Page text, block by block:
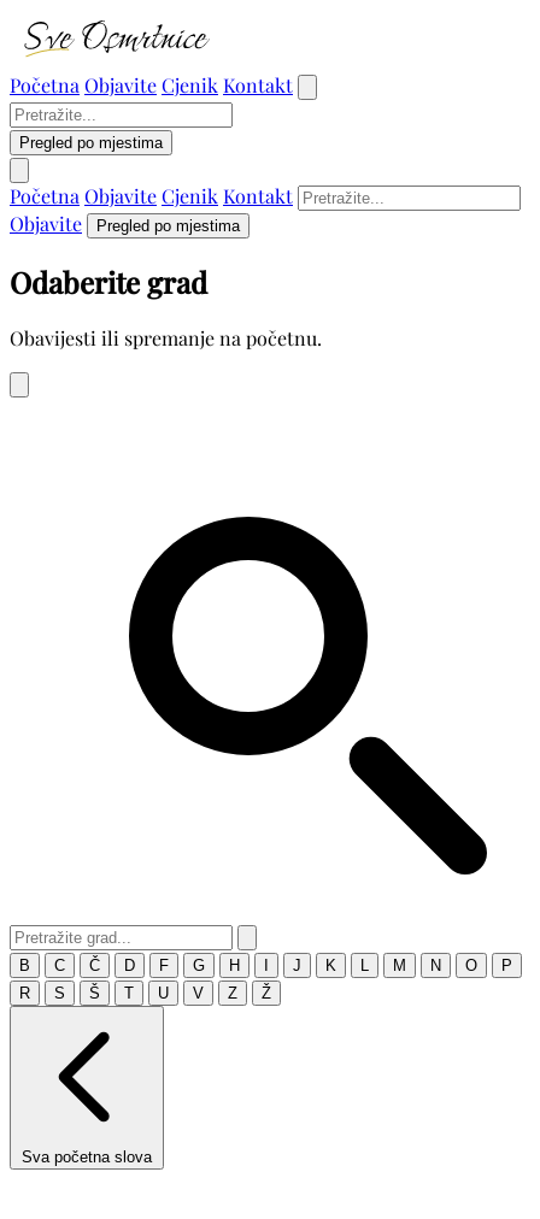
Početna ObjaviteCjenik Kontakt
Pregled po mjestima
Početna ObjaviteCjenik Kontakt
Objavite
Pregled po mjestima
Odaberite grad
Obavijesti ili spremanje na početnu.
B C Č D F G H J K M N O
P
R
S Š T U V Z Ž
Sva početna slova